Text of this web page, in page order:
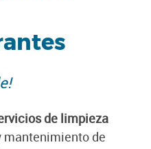
de limpieza
mantenimiento de